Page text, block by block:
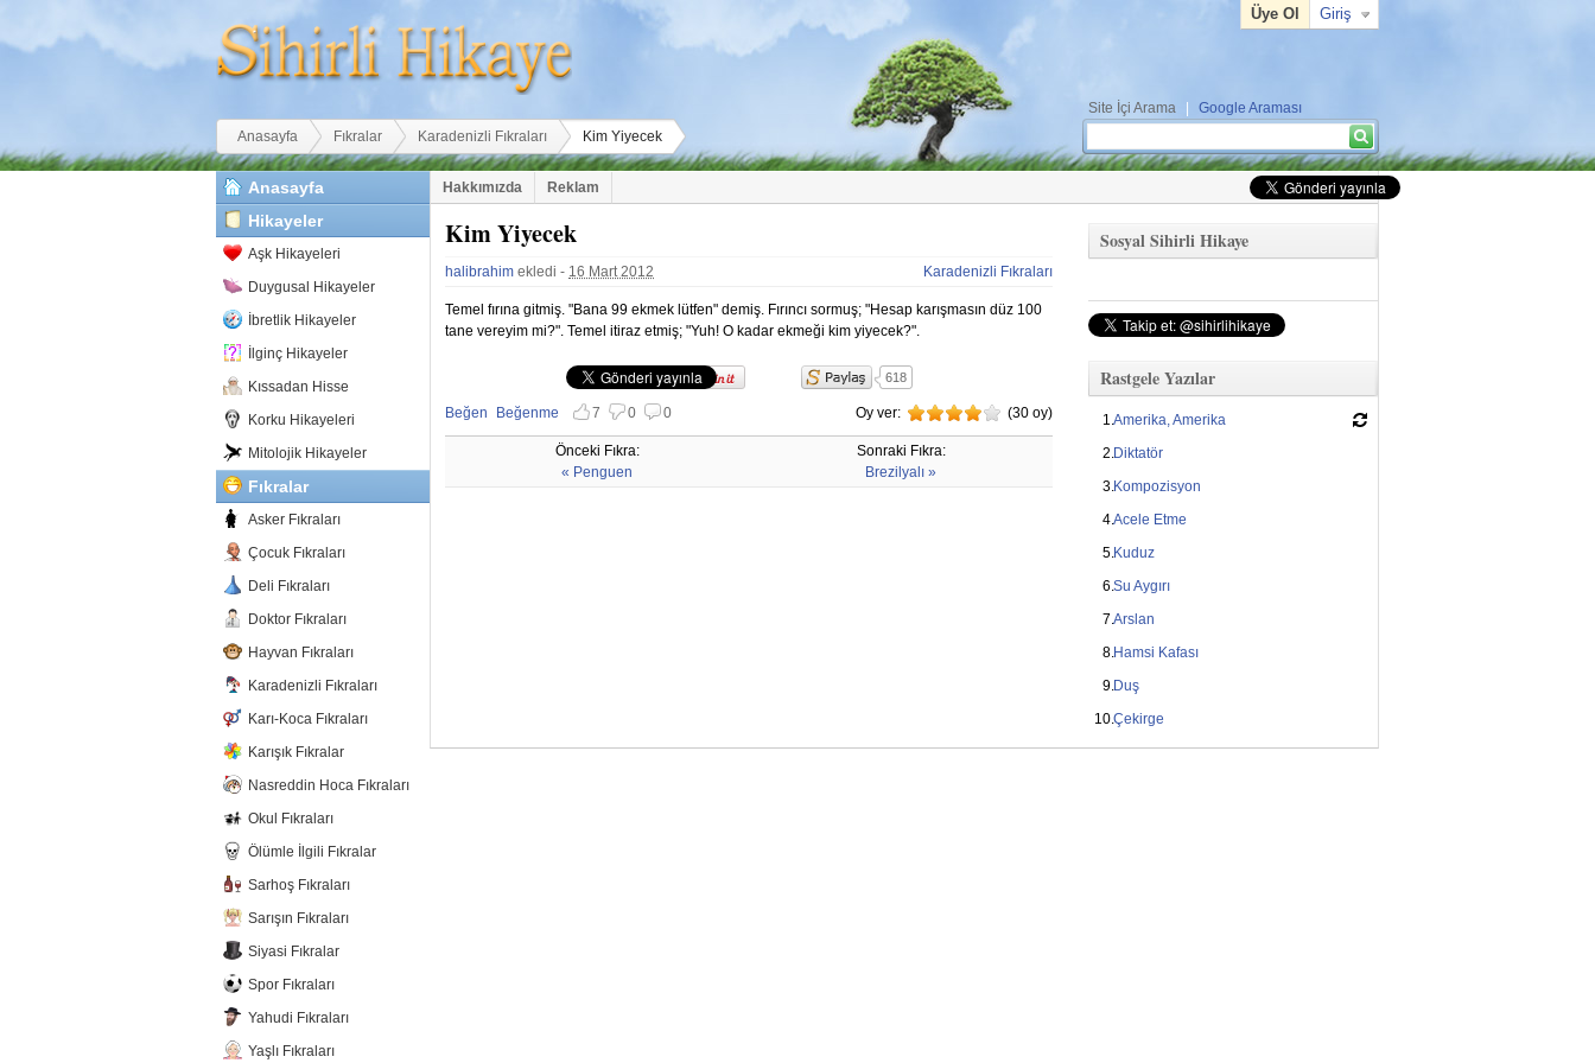
Buradasınız
Anasayfa Fıkralar Karadenizli Fıkraları Kim Yiyecek
Üye Ol Giriş
Site İçi Arama Google Araması
Arama formu
Anasayfa
Hikayeler
Aşk Hikayeleri
Duygusal Hikayeler
İbretlik Hikayeler
İlginç Hikayeler
Kıssadan Hisse
Korku Hikayeleri
Mitolojik Hikayeler
Fıkralar
Asker Fıkraları
Çocuk Fıkraları
Deli Fıkraları
Doktor Fıkraları
Hayvan Fıkraları
Karadenizli Fıkraları
Karı-Koca Fıkraları
Karışık Fıkralar
Nasreddin Hoca Fıkraları
Okul Fıkraları
Ölümle İlgili Fıkralar
Sarhoş Fıkraları
Sarışın Fıkraları
Siyasi Fıkralar
Spor Fıkraları
Yahudi Fıkraları
Yaşlı Fıkraları
Hakkımızda Reklam
Kim Yiyecek
halibrahim ekledi - 16 Mart 2012 Karadenizli Fıkraları
Temel fırına gitmiş. "Bana 99 ekmek lütfen" demiş. Fırıncı sormuş; "Hesap karışmasın düz 100
tane vereyim mi?". Temel itiraz etmiş; "Yuh! O kadar ekmeği kim yiyecek?".
618
Oy ver: 4
(30 oy)
Beğen
Beğenmekten vazgeç
Beğenme
Beğenmemekten vazgeç
7 0 0
Önceki Fıkra:
« Penguen
Sonraki Fıkra:
Brezilyalı »
Sosyal Sihirli Hikaye
Rastgele Yazılar
Amerika, Amerika
Diktatör
Kompozisyon
Acele Etme
Kuduz
Su Aygırı
Arslan
Hamsi Kafası
Duş
Çekirge